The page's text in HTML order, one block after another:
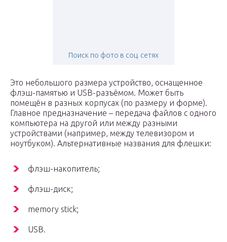
Поиск по фото в соц. сетях
Это небольшого размера устройство, оснащенное
флэш-памятью и USB-разъёмом. Может быть
помещён в разных корпусах (по размеру и форме).
Главное предназначение – передача файлов с одного
компьютера на другой или между разными
устройствами (например, между телевизором и
ноутбуком). Альтернативные названия для флешки:
флэш-накопитель;
флэш-диск;
memory stick;
USB.